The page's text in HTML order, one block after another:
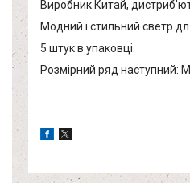
Виробник Китай,
Модний і стильний светр
5 штук в упаковці.
Розмірний ряд наступний: